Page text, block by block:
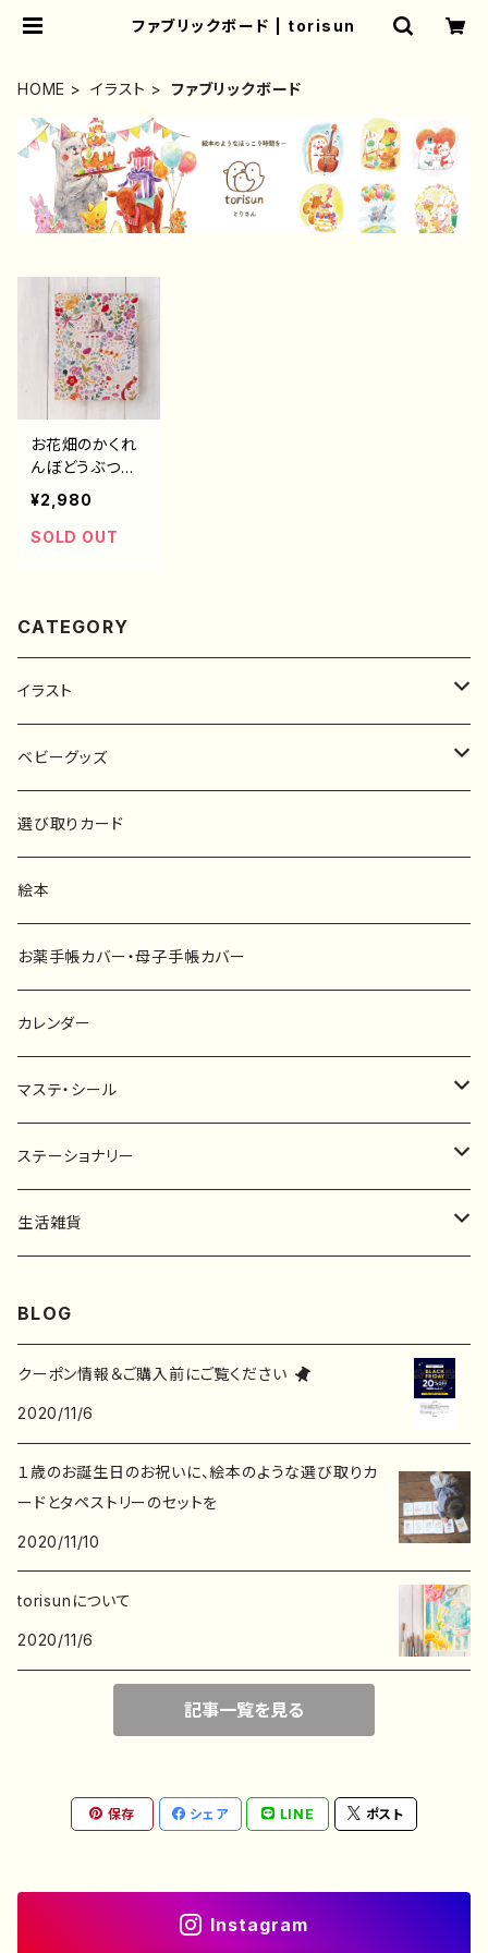
ファブリックボード | torisun
HOME イラスト ファブリックボード
お花畑のかくれ
んぼどうぶつフ
ァブリックボード
¥2,980
SOLD OUT
CATEGORY
イラスト
原画
ポスター
ファブリックボード
キーホルダー
ポストカード
ベビーグッズ
マタニティーマーク
選び取りカード
カーステッカー
タペストリー
選び取りカード
絵本
お薬手帳カバー・母子手帳カバー
カレンダー
マステ・シール
マスキングテープ
フレークシール
ステーショナリー
一筆箋
ポストカード
デザインペーパー
生活雑貨
子ども服
BLOG
クーポン情報＆ご購入前にご覧ください
2020/11/6
１歳のお誕生日のお祝いに、絵本のような選び取りカ
ードとタペストリーのセットを
2020/11/10
torisunについて
2020/11/6
記事一覧を見る
保存 シェア LINE ポスト
Instagram